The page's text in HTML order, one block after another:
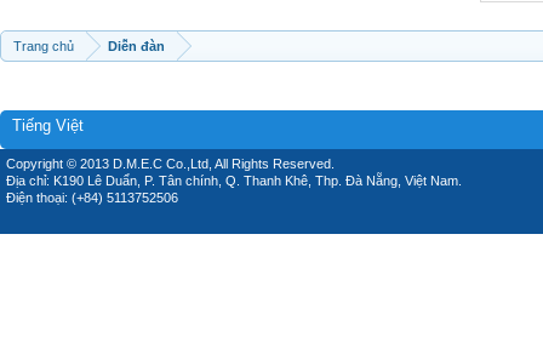
Trang chủ Diễn đàn
Tiếng Việt
Copyright © 2013 D.M.E.C Co.,Ltd, All Rights Reserved.
Địa chỉ: K190 Lê Duẩn, P. Tân chính, Q. Thanh Khê, Thp. Đà Nẵng, Việt Nam.
Điện thoại: (+84) 5113752506